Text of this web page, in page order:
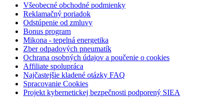
Všeobecné obchodné podmienky
Reklamačný poriadok
Odstúpenie od zmluvy
Bonus program
Mikona - tepelná energetika
Zber odpadových pneumatík
Ochrana osobných údajov a poučenie o cookies
Affiliate spolupráca
Najčastejšie kladené otázky FAQ
Spracovanie Cookies
Projekt kybernetickej bezpečnosti podporený SIEA